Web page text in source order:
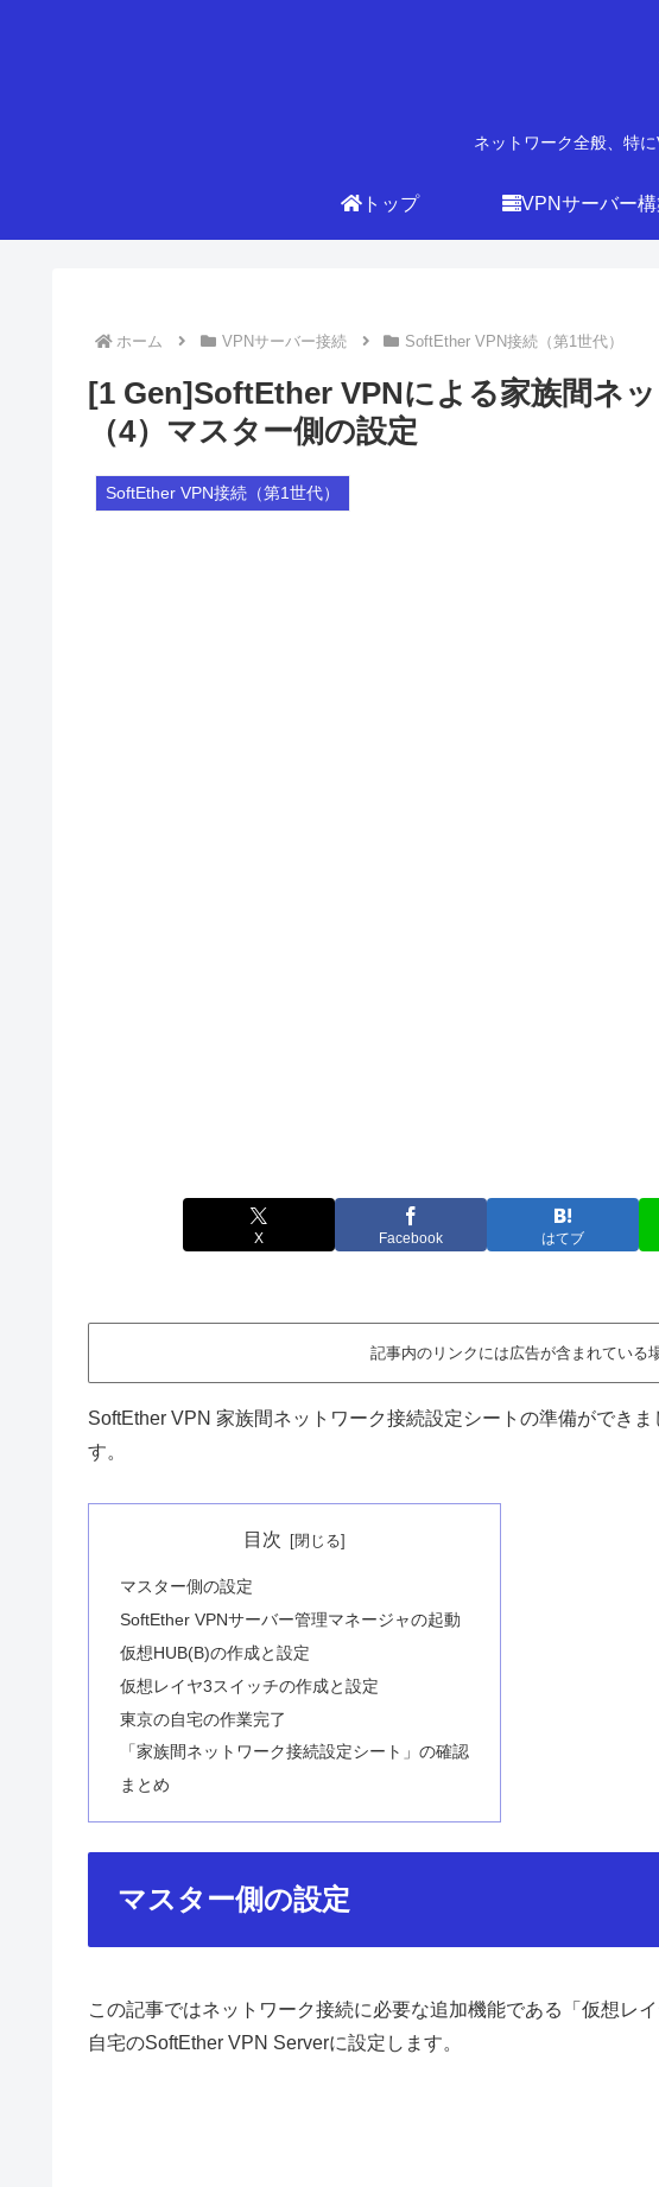
ネットワーク全般、特
トップ VPNサーバー
ホーム VPNサーバー接続 SoftEther VPN接続（第1世代）
[1 Gen]SoftEther VPNによる家族間ネ
（4）マスター側の設定
SoftEther VPN接続（第1世代）
X Facebook はてブ
記事内のリンクには広告が含まれている
SoftEther VPN 家族間ネットワーク接続設定シートの準備ができ
す。
目次
マスター側の設定
SoftEther VPNサーバー管理マネージャの起動
仮想HUB(B)の作成と設定
仮想レイヤ3スイッチの作成と設定
東京の自宅の作業完了
「家族間ネットワーク接続設定シート」の確認
まとめ
マスター側の設定
この記事ではネットワーク接続に必要な追加機能である「仮想レ
自宅のSoftEther VPN Serverに設定します。